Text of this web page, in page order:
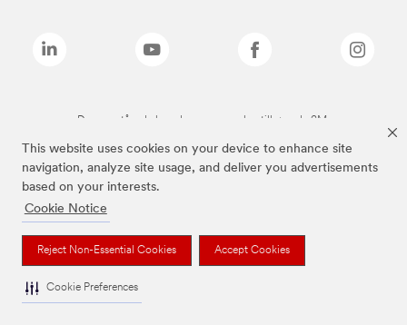
This website uses cookies on your device to enhance site
navigation, analyze site usage, and deliver you advertisements
based on your interests.
Cookie Notice
Reject Non-Essential Cookies Accept Cookies
Cookie Preferences
De ovenstående brands er varemærker tilhørende 3M.